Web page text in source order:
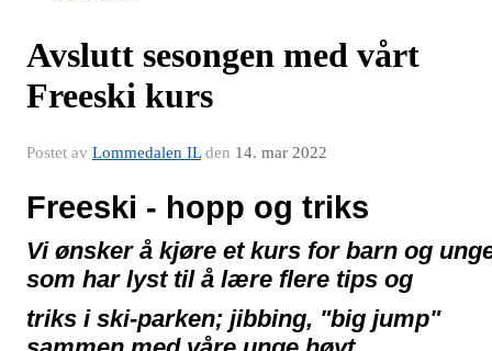
Avslutt sesongen med vårt
Freeski kurs
Postet av Lommedalen ILden 14. mar 2022
Freeski - hopp og triks
Vi ønsker å kjøre et kurs for barn og
som har lyst til å lære flere tips og
triks i ski-parken; jibbing, "big jump"